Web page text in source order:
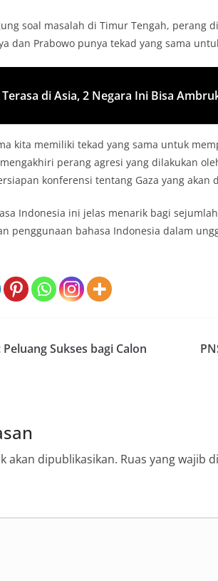
soal masalah di Timur Tengah, perang
dan Prabowo punya tekad yang sama
Terasa di Asia, 2 Negara Ini Bisa
kita memiliki tekad yang sama untuk
perang agresi yang dilakukan
konferensi tentang Gaza yang akan
Indonesia ini jelas menarik bagi
penggunaan bahasa Indonesia dalam
Sukses bagi Calon
akan dipublikasikan. Ruas yang wajib